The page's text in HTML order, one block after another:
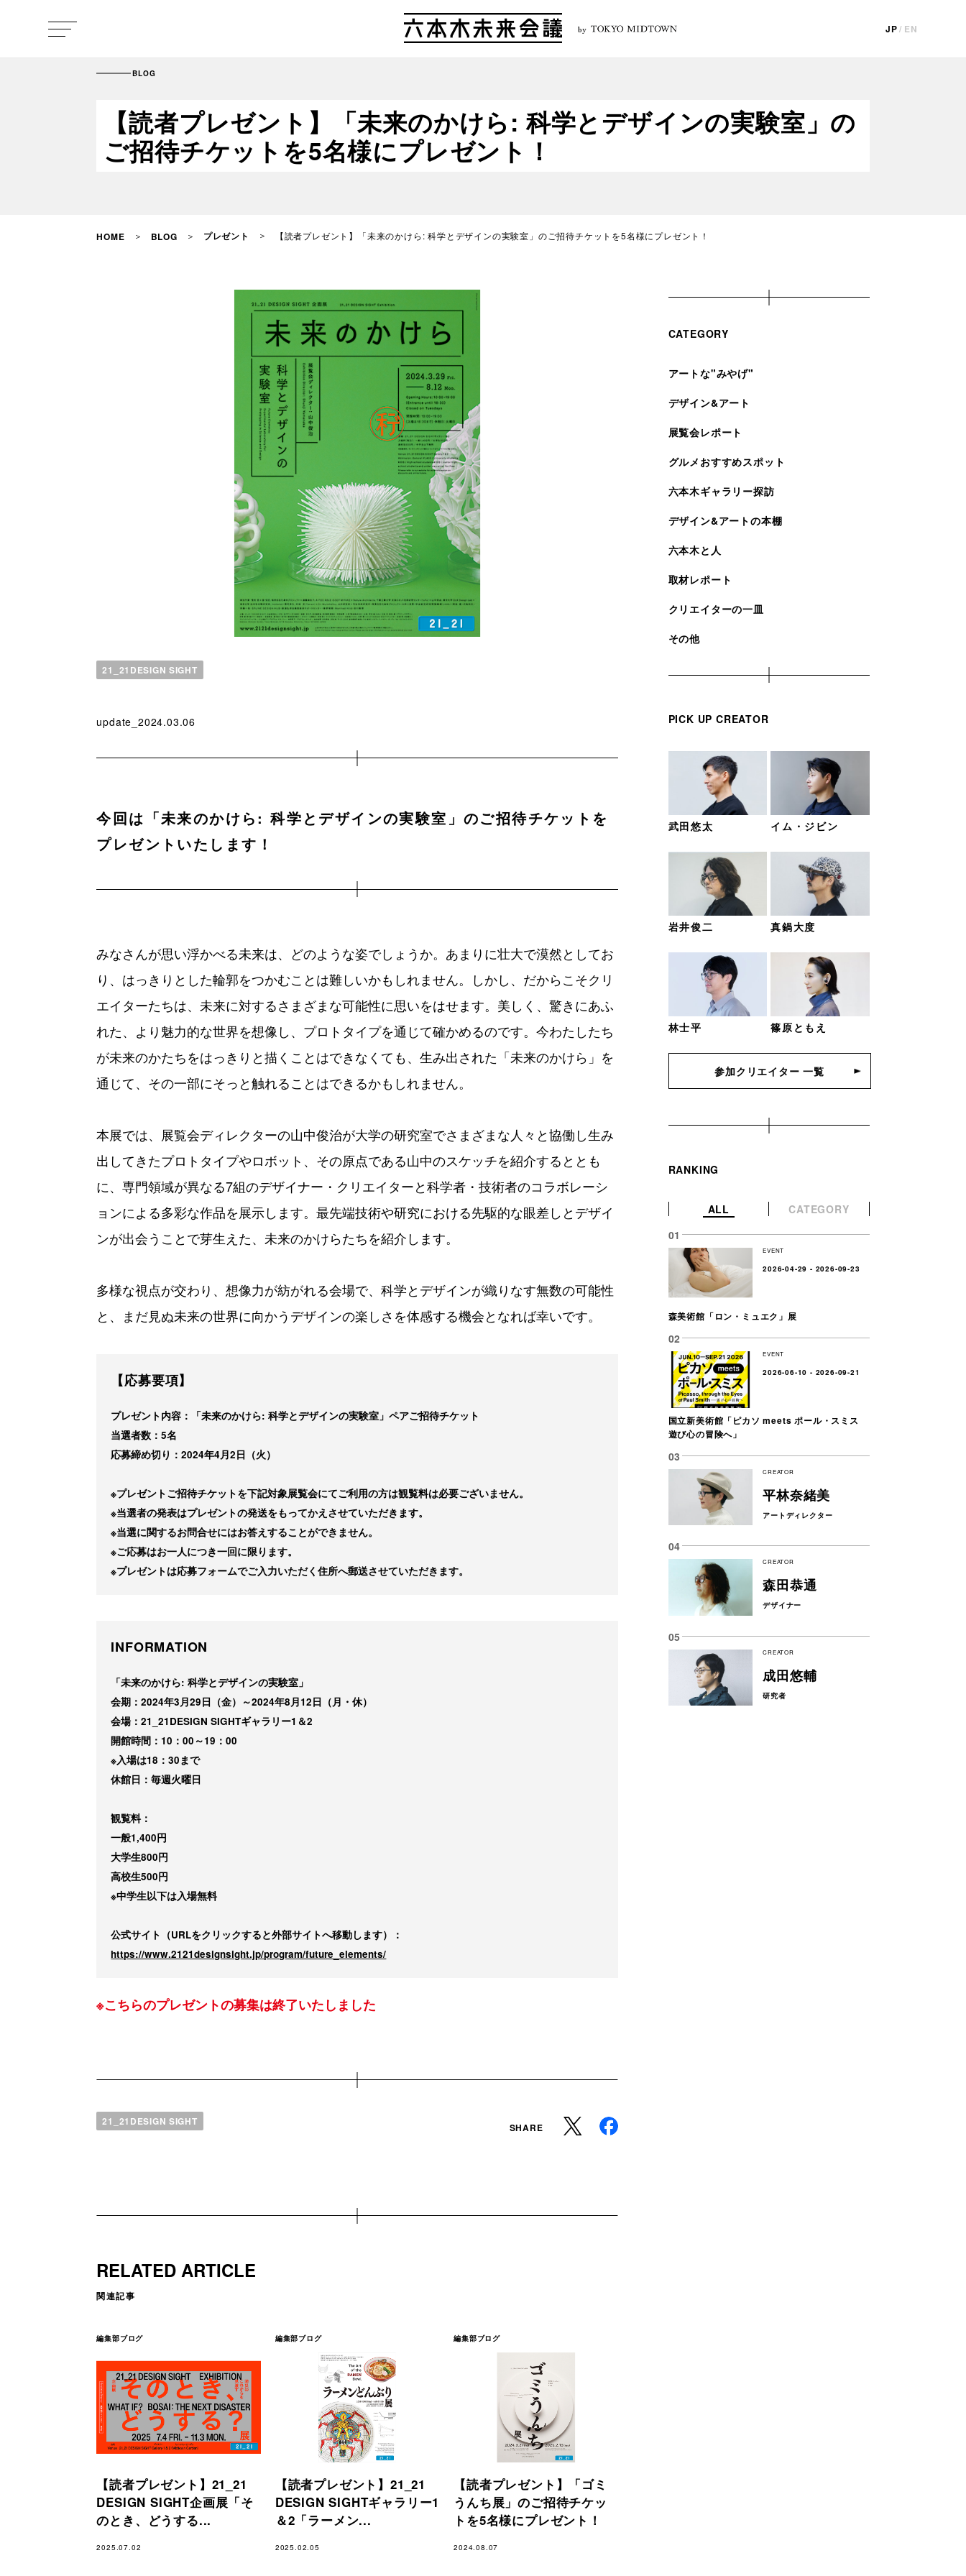
by JP/ EN
BLOG
【読者プレゼント】「未来のかけら: 科学とデザインの実験室」の
ご招待チケットを5名様にプレゼント！
HOME BLOG プレゼント 【読者プレゼント】「未来のかけら: 科学とデザインの実験室」のご招待チケットを5名様にプレゼント！
21_21DESIGN SIGHT
update_2024.03.06
今回は「未来のかけら: 科学とデザインの実験室」のご招待チケットを
プレゼントいたします！
みなさんが思い浮かべる未来は、どのような姿でしょうか。あまりに壮大で漠然としてお
り、はっきりとした輪郭をつかむことは難しいかもしれません。しかし、だからこそクリ
エイターたちは、未来に対するさまざまな可能性に思いをはせます。美しく、驚きにあふ
れた、より魅力的な世界を想像し、プロトタイプを通じて確かめるのです。今わたしたち
が未来のかたちをはっきりと描くことはできなくても、生み出された「未来のかけら」を
通じて、その一部にそっと触れることはできるかもしれません。
本展では、展覧会ディレクターの山中俊治が大学の研究室でさまざまな人々と協働し生み
出してきたプロトタイプやロボット、その原点である山中のスケッチを紹介するととも
に、専門領域が異なる7組のデザイナー・クリエイターと科学者・技術者のコラボレーシ
ョンによる多彩な作品を展示します。最先端技術や研究における先駆的な眼差しとデザイ
ンが出会うことで芽生えた、未来のかけらたちを紹介します。
多様な視点が交わり、想像力が紡がれる会場で、科学とデザインが織りなす無数の可能性
と、まだ見ぬ未来の世界に向かうデザインの楽しさを体感する機会となれば幸いです。
【応募要項】
プレゼント内容：「未来のかけら: 科学とデザインの実験室」ペアご招待チケット
当選者数：5名
応募締め切り：2024年4月2日（火）
※プレゼントご招待チケットを下記対象展覧会にてご利用の方は観覧料は必要ございません。
※当選者の発表はプレゼントの発送をもってかえさせていただきます。
※当選に関するお問合せにはお答えすることができません。
※ご応募はお一人につき一回に限ります。
※プレゼントは応募フォームでご入力いただく住所へ郵送させていただきます。
INFORMATION
「未来のかけら: 科学とデザインの実験室」
会期：2024年3月29日（金）～2024年8月12日（月・休）
会場：21_21DESIGN SIGHTギャラリー1＆2
開館時間：10：00～19：00
※入場は18：30まで
休館日：毎週火曜日
観覧料：
一般1,400円
大学生800円
高校生500円
※中学生以下は入場無料
公式サイト（URLをクリックすると外部サイトへ移動します）：
https://www.2121designsight.jp/program/future_elements/
※こちらのプレゼントの募集は終了いたしました
21_21DESIGN SIGHT SHARE
RELATED ARTICLE
関連記事
編集部ブログ
【読者プレゼント】21_21
DESIGN SIGHT企画展「そ
のとき、どうする...
2025.07.02
編集部ブログ
【読者プレゼント】21_21
DESIGN SIGHTギャラリー1
＆2「ラーメン...
2025.02.05
編集部ブログ
【読者プレゼント】「ゴミ
うんち展」のご招待チケッ
トを5名様にプレゼント！
2024.08.07
CATEGORY
アートな"みやげ"
デザイン&アート
展覧会レポート
グルメおすすめスポット
六本木ギャラリー探訪
デザイン&アートの本棚
六本木と人
取材レポート
クリエイターの一皿
その他
PICK UP CREATOR
武田悠太 イム・ジビン
岩井俊二 真鍋大度
林士平 篠原ともえ
参加クリエイター 一覧
RANKING
ALL CATEGORY
EVENT
2026-04-29 - 2026-09-23
森美術館「ロン・ミュエク」展
EVENT
2026-06-10 - 2026-09-21
国立新美術館「ピカソ meets ポール・スミス
遊び心の冒険へ」
CREATOR
平林奈緒美
アートディレクター
CREATOR
森田恭通
デザイナー
CREATOR
成田悠輔
研究者